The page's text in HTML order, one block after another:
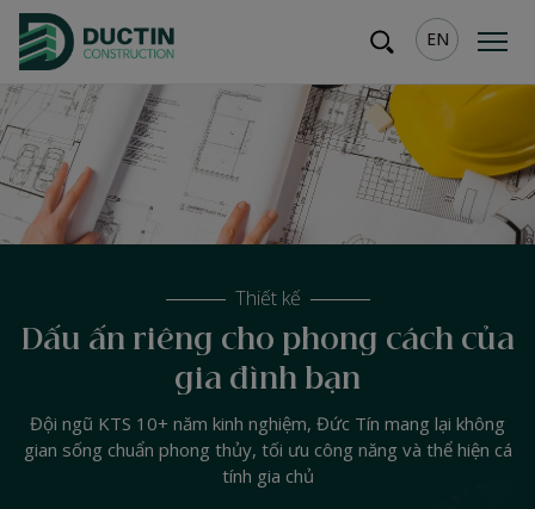
EN
Thiết kế
Dấu ấn riêng cho phong cách của
gia đình bạn
Đội ngũ KTS 10+ năm kinh nghiệm, Đức Tín mang lại không
gian sống chuẩn phong thủy, tối ưu công năng và thể hiện cá
tính gia chủ